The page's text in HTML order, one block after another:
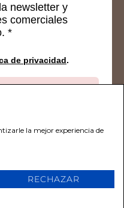
newsletter y
comerciales
*
de privacidad.
Todos los derechos
Paint De Tiza
la mejor experiencia de
RECHAZAR